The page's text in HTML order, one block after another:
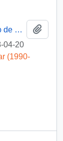
[Carta de aviso reunión ordinaria Consejo de Gabinete y Acta Consejo de Gabinete 20-04-93]
04-20
(1990-